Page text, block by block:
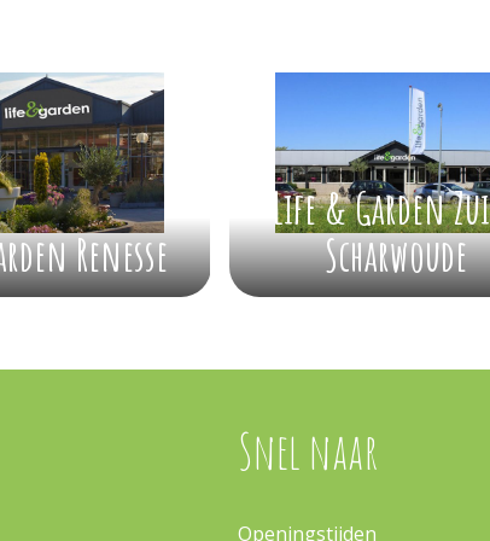
Renesse
Life & Garden
Scharwoude
Snel naar
Openingstijden